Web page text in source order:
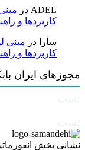
ADEL در
کاربردها و
سارا در
کاربردها و
مجوزهای ایران
نشانی بخش